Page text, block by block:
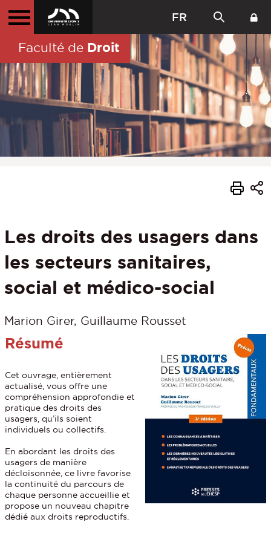
FR
Faculté de Droit
Les droits des usagers dans
les secteurs sanitaires,
social et médico-social
Marion Girer, Guillaume Rousset
Résumé
Cet ouvrage, entièrement
actualisé, vous offre une
compréhension approfondie et
pratique des droits des
usagers, qu’ils soient
individuels ou collectifs.
En abordant les droits des
usagers de manière
décloisonnée, ce livre favorise
la continuité du parcours de
chaque personne accueillie et
propose un nouveau chapitre
dédié aux droits reproductifs.